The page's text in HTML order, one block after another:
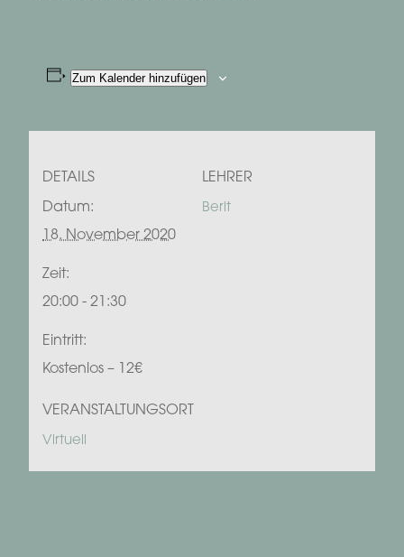
Zum Kalender hinzufügen
DETAILS
Datum:
18. November 2020
Zeit:
20:00 - 21:30
Eintritt:
Kostenlos – 12€
VERANSTALTUNGSORT
Virtuell
LEHRER
Berit